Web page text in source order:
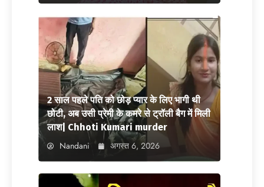
2 साल पहले पति को छोड़ प्यार के लिए भागी थी
छोटी, अब उसी प्रेमी के कमरे से ट्रॉली बैग में मिली
लाश| Chhoti Kumari murder
Nandani अगस्त 6, 2026